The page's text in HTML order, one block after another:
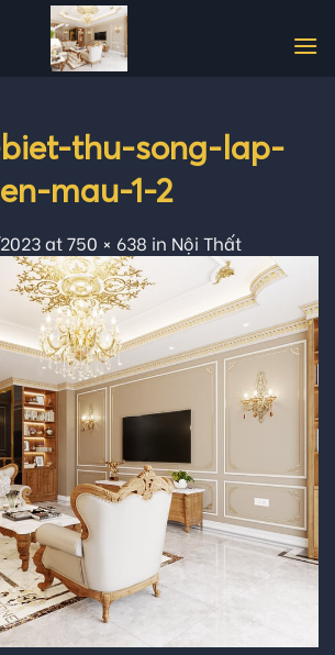
thu-song-lap-
mau-1-2
at750 × 638 in Nội Thất